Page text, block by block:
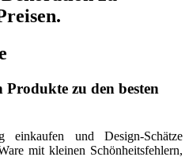
Produkte zu den besten
und Design-Schätze
mit kleinen Schönheitsfehlern,